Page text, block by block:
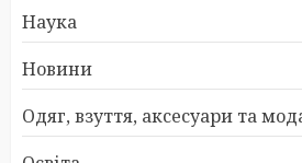
Наука
Новини
Одяг, взуття, аксесуари та